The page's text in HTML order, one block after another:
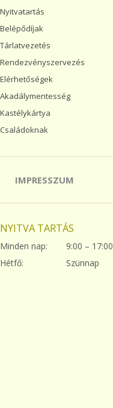
Nyitvatartás
Belépődíjak
Tárlatvezetés
Rendezvényszervezés
Elérhetőségek
Akadálymentesség
Kastélykártya
Családoknak
IMPRESSZUM
NYITVA TARTÁS
Minden nap:
9:00 – 17:00
Hétfő:
Szünnap